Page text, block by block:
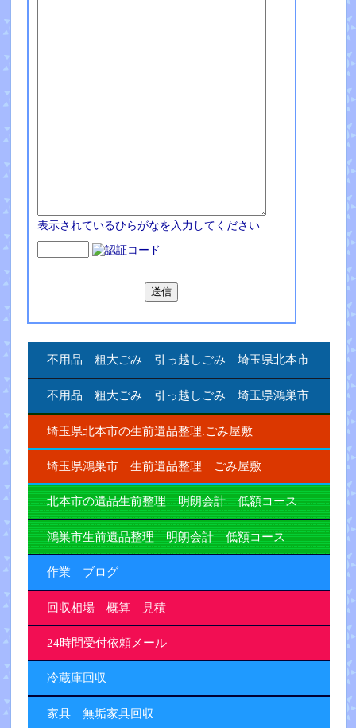
表示されているひらがなを入力してください
不用品 粗大ごみ 引っ越しごみ 埼玉県北本市
不用品 粗大ごみ 引っ越しごみ 埼玉県鴻巣市
埼玉県北本市の生前遺品整理.ごみ屋敷
埼玉県鴻巣市 生前遺品整理 ごみ屋敷
北本市の遺品生前整理 明朗会計 低額コース
鴻巣市生前遺品整理 明朗会計 低額コース
作業 ブログ
回収相場 概算 見積
24時間受付依頼メール
冷蔵庫回収
家具 無垢家具回収